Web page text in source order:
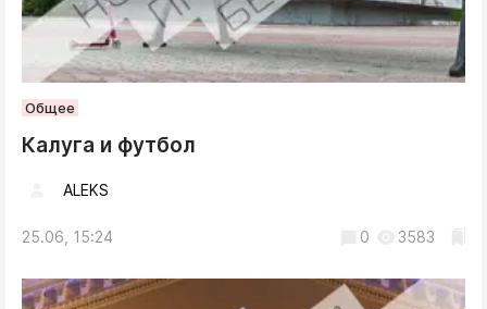
Общее
Калуга и футбол
ALEKS
25.06, 15:24 0 3583